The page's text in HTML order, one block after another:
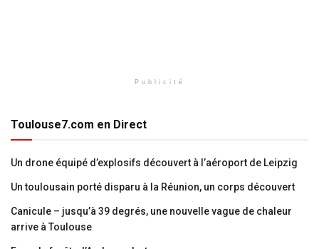
Publicité
Toulouse7.com en Direct
Un drone équipé d’explosifs découvert à l’aéroport de Leipzig
Un toulousain porté disparu à la Réunion, un corps découvert
Canicule – jusqu’à 39 degrés, une nouvelle vague de chaleur
arrive à Toulouse